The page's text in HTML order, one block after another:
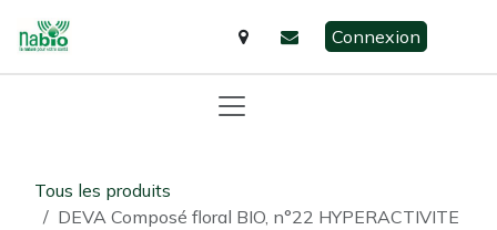
Connexion
Tous les produits
DEVA Composé floral BIO, n°22 HYPERACTIVITE